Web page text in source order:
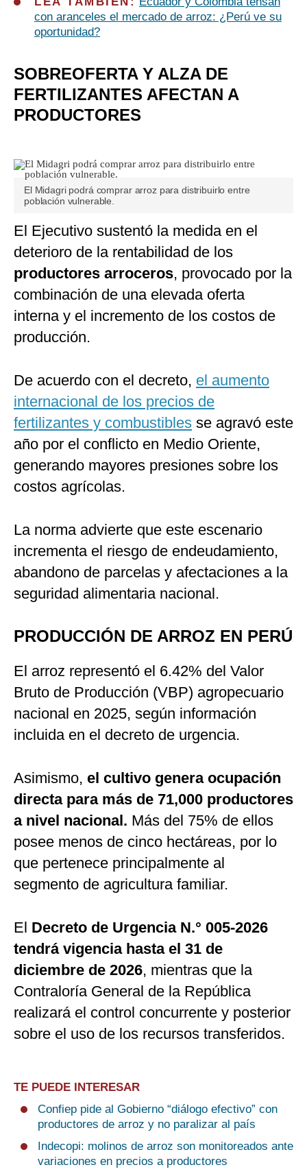
con aranceles el mercado de arroz: ¿Perú ve su
oportunidad?
SOBREOFERTA Y ALZA DE
FERTILIZANTES AFECTAN A
PRODUCTORES
El Midagri podrá comprar arroz para distribuirlo entre
población vulnerable.
El Ejecutivo sustentó la medida en el
deterioro de la rentabilidad de los
productores arroceros, provocado por la
combinación de una elevada oferta
interna y el incremento de los costos de
producción.
De acuerdo con el decreto, el aumento
internacional de los precios de
fertilizantes y combustibles se agravó este
año por el conflicto en Medio Oriente,
generando mayores presiones sobre los
costos agrícolas.
La norma advierte que este escenario
incrementa el riesgo de endeudamiento,
abandono de parcelas y afectaciones a la
seguridad alimentaria nacional.
PRODUCCIÓN DE ARROZ EN PERÚ
El arroz representó el 6.42% del Valor
Bruto de Producción (VBP) agropecuario
nacional en 2025, según información
incluida en el decreto de urgencia.
Asimismo, el cultivo genera ocupación
directa para más de 71,000 productores
a nivel nacional. Más del 75% de ellos
posee menos de cinco hectáreas, por lo
que pertenece principalmente al
segmento de agricultura familiar.
El Decreto de Urgencia N.° 005-2026
tendrá vigencia hasta el 31 de
diciembre de 2026, mientras que la
Contraloría General de la República
realizará el control concurrente y posterior
sobre el uso de los recursos transferidos.
TE PUEDE INTERESAR
Confiep pide al Gobierno “diálogo efectivo” con
productores de arroz y no paralizar al país
Indecopi: molinos de arroz son monitoreados ante
variaciones en precios a productores